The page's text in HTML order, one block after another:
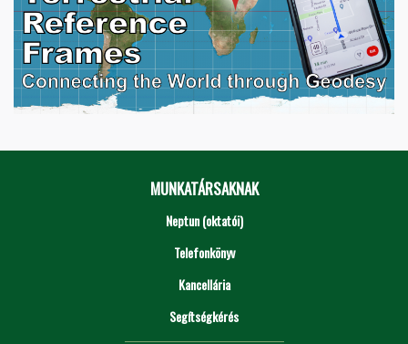
MUNKATÁRSAKNAK
Neptun (oktatói)
Telefonkönyv
Kancellária
Segítségkérés